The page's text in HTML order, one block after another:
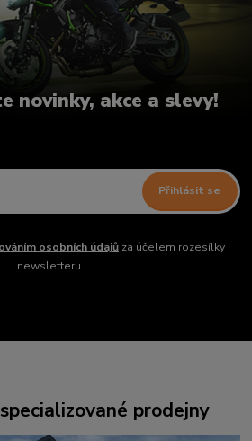
novinky, akce a slevy!
Přihlásit se
osobních údajůza účelem rozesílky
newsletteru.
prodejny